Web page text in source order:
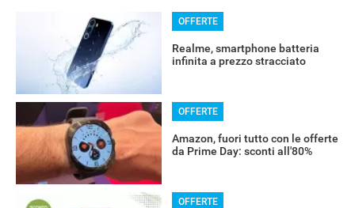
OFFERTE
Realme, smartphone batteria
infinita a prezzo stracciato
OFFERTE
Amazon, fuori tutto con le offerte
da Prime Day: sconti all'80%
OFFERTE